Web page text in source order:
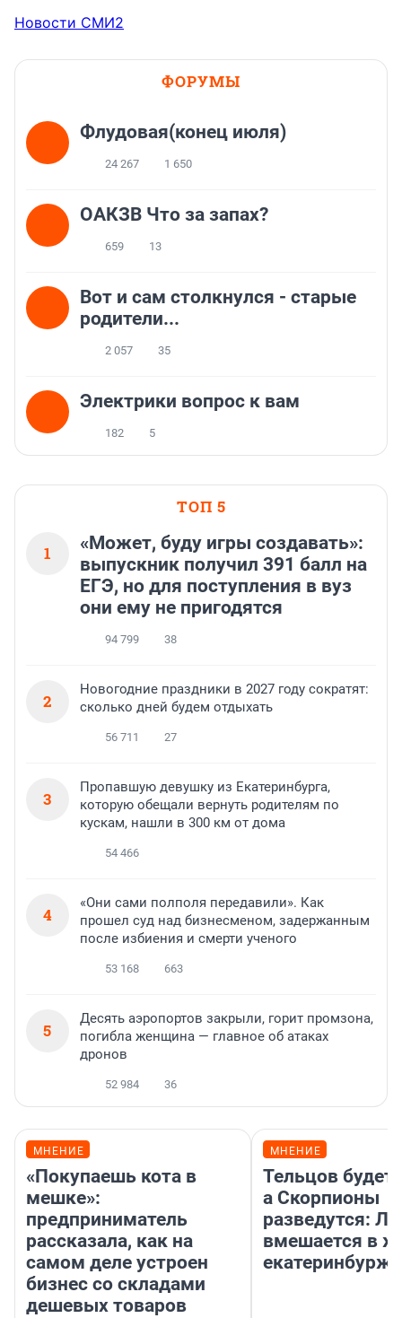
Новости СМИ2
ФОРУМЫ
Флудовая(конец июля)
24 267 1 650
ОАКЗВ Что за запах?
659 13
Вот и сам столкнулся - старые
родители...
2 057 35
Электрики вопрос к вам
182 5
ТОП 5
1
«Может, буду игры создавать»:
выпускник получил 391 балл на
ЕГЭ, но для поступления в вуз
они ему не пригодятся
94 799 38
2
Новогодние праздники в 2027 году сократят:
сколько дней будем отдыхать
56 711 27
3
Пропавшую девушку из Екатеринбурга,
которую обещали вернуть родителям по
кускам, нашли в 300 км от дома
54 466
4
«Они сами полполя передавили». Как
прошел суд над бизнесменом, задержанным
после избиения и смерти ученого
53 168 663
5
Десять аэропортов закрыли, горит промзона,
погибла женщина — главное об атаках
дронов
52 984 36
МНЕНИЕ
«Покупаешь кота в
мешке»:
предприниматель
рассказала, как на
самом деле устроен
бизнес со складами
дешевых товаров
МНЕНИЕ
Тельцов будет
а Скорпионы
разведутся:
вмешается в